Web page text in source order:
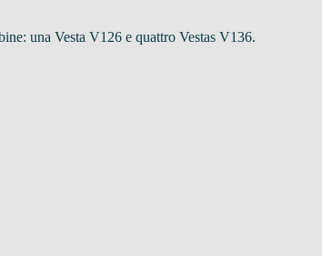
una Vesta V126 e quattro Vestas V136.